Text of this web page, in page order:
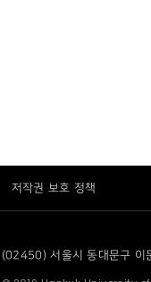
저작권 보호 정책
(02450) 서울시 동대문구